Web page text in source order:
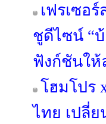
เฟรเซอ
ชูดีไซน์ “
ฟังก์ชันให้
โฮมโปร
ไทย เปลี่